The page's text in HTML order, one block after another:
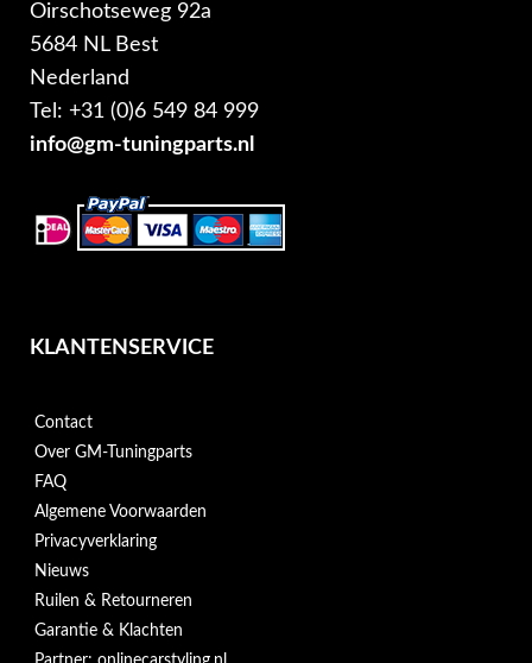
Oirschotseweg 92a
5684 NL Best
Nederland
Tel: +31 (0)6 549 84 999
info@gm-tuningparts.nl
KLANTENSERVICE
Contact
Over GM-Tuningparts
FAQ
Algemene Voorwaarden
Privacyverklaring
Nieuws
Ruilen & Retourneren
Garantie & Klachten